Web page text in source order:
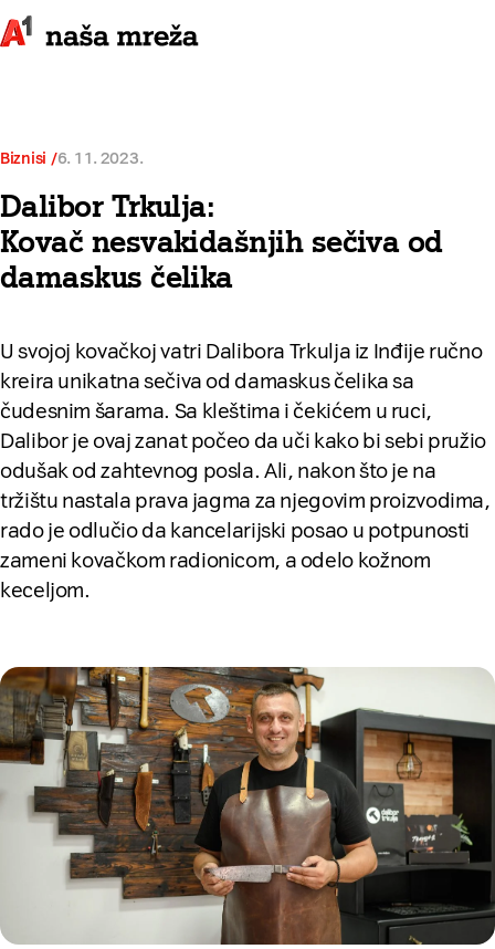
Biznisi 6. 11. 2023.
Dalibor Trkulja:
Kovač nesvakidašnjih sečiva od
damaskus čelika
U svojoj kovačkoj vatri Dalibora Trkulja iz Inđije ručno
kreira unikatna sečiva od damaskus čelika sa
čudesnim šarama. Sa kleštima i čekićem u ruci,
Dalibor je ovaj zanat počeo da uči kako bi sebi pružio
odušak od zahtevnog posla. Ali, nakon što je na
tržištu nastala prava jagma za njegovim proizvodima,
rado je odlučio da kancelarijski posao u potpunosti
zameni kovačkom radionicom, a odelo kožnom
keceljom.